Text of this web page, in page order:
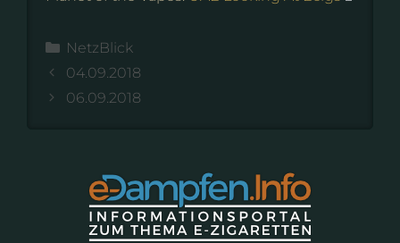
Kategorien
NetzBlick
04.09.2018
06.09.2018